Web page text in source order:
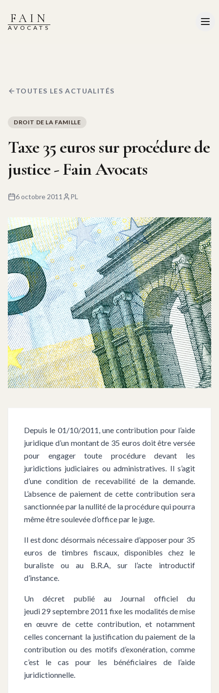
FAIN
AVOCATS
TOUTES LES ACTUALITÉS
DROIT DE LA FAMILLE
Taxe 35 euros sur procédure de
justice - Fain Avocats
6 octobre 2011 PL
Depuis le 01/10/2011, une contribution pour l’aide
juridique d’un montant de 35 euros doit être versée
pour engager toute procédure devant les
juridictions judiciaires ou administratives. Il s’agit
d’une condition de recevabilité de la demande.
L’absence de paiement de cette contribution sera
sanctionnée par la nullité de la procédure qui pourra
même être soulevée d’office par le juge.
Il est donc désormais nécessaire d’apposer pour 35
euros de timbres fiscaux, disponibles chez le
buraliste ou au B.R.A, sur l’acte introductif
d’instance.
Un décret publié au Journal officiel du
jeudi 29 septembre 2011 fixe les modalités de mise
en œuvre de cette contribution, et notamment
celles concernant la justification du paiement de la
contribution ou des motifs d’exonération, comme
c’est le cas pour les bénéficiaires de l’aide
juridictionnelle.